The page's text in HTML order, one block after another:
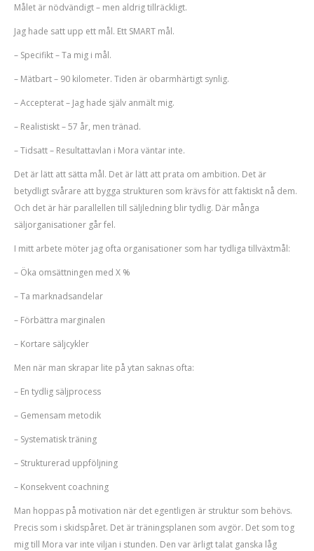
Målet är nödvändigt – men aldrig tillräckligt.
Jag hade satt upp ett mål. Ett SMART mål.
– Specifikt – Ta mig i mål.
– Mätbart – 90 kilometer. Tiden är obarmhärtigt synlig.
– Accepterat – Jag hade själv anmält mig.
– Realistiskt – 57 år, men tränad.
– Tidsatt – Resultattavlan i Mora väntar inte.
Det är lätt att sätta mål. Det är lätt att prata om ambition. Det är
betydligt svårare att bygga strukturen som krävs för att faktiskt nå dem.
Och det är här parallellen till säljledning blir tydlig. Där många
säljorganisationer går fel.
I mitt arbete möter jag ofta organisationer som har tydliga tillväxtmål:
– Öka omsättningen med X %
– Ta marknadsandelar
– Förbättra marginalen
– Kortare säljcykler
Men när man skrapar lite på ytan saknas ofta:
– En tydlig säljprocess
– Gemensam metodik
– Systematisk träning
– Strukturerad uppföljning
– Konsekvent coachning
Man hoppas på motivation när det egentligen är struktur som behövs.
Precis som i skidspåret. Det är träningsplanen som avgör. Det som tog
mig till Mora var inte viljan i stunden. Den var ärligt talat ganska låg